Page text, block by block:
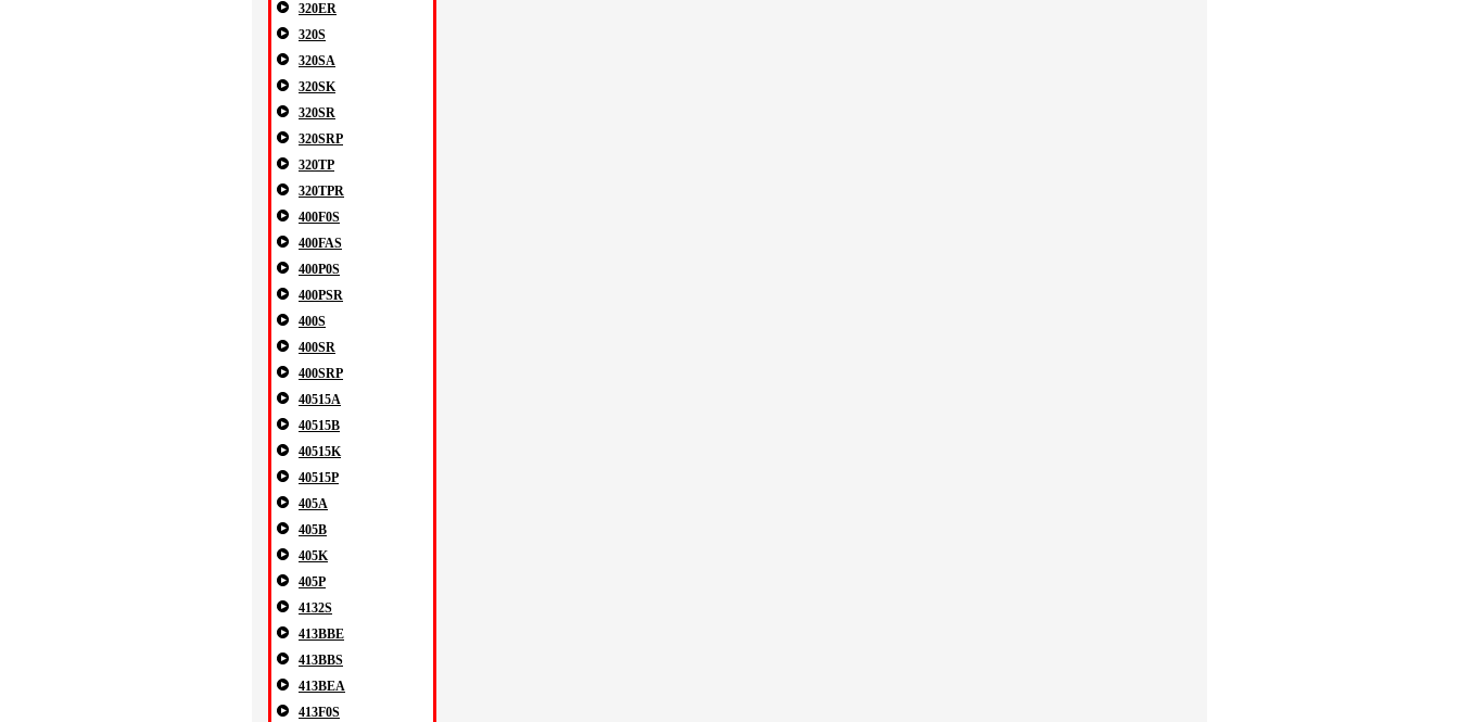
320ER
320S
320SA
320SK
320SR
320SRP
320TP
320TPR
400F0S
400FAS
400P0S
400PSR
400S
400SR
400SRP
40515A
40515B
40515K
40515P
405A
405B
405K
405P
4132S
413BBE
413BBS
413BEA
413F0S